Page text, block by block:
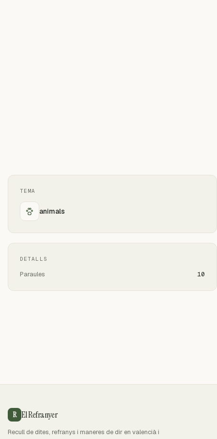
TEMA
animals
DETALLS
Paraules 10
R El Refranyer
Recull de dites, refranys i maneres de dir en valencià i